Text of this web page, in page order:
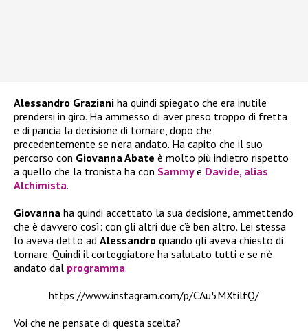
Alessandro Graziani ha quindi spiegato che era inutile
prendersi in giro. Ha ammesso di aver preso troppo di fretta
e di pancia la decisione di tornare, dopo che
precedentemente se n’era andato. Ha capito che il suo
percorso con Giovanna Abate è molto più indietro rispetto
a quello che la tronista ha con Sammye Davide, alias
Alchimista.
Giovanna ha quindi accettato la sua decisione, ammettendo
che è davvero così: con gli altri due c’è ben altro. Lei stessa
lo aveva detto ad Alessandro quando gli aveva chiesto di
tornare. Quindi il corteggiatore ha salutato tutti e se n’è
andato dal programma.
https://www.instagram.com/p/CAu5MXtilfQ/
Voi che ne pensate di questa scelta?